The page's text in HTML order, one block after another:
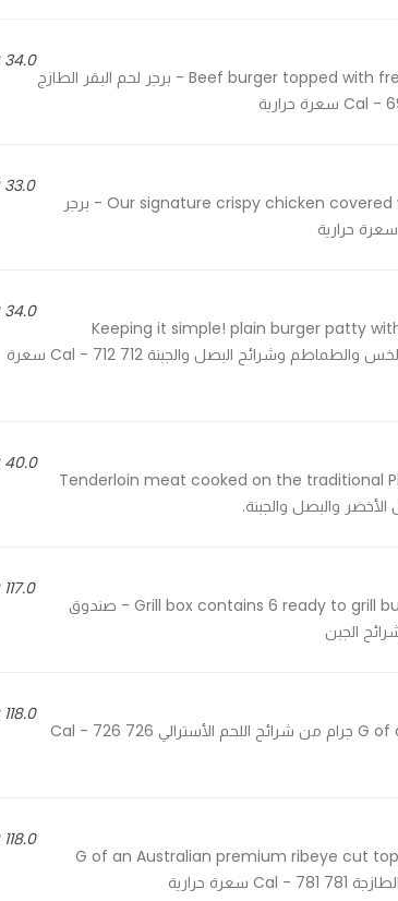
34.0 SAR
Beef burger topped with fresh sauteed mushrooms, pickles, tomato, lettuce, and cheese - برجر لحم البقر الطازج
33.0 SAR
Our signature crispy chicken covered with CUTZ special sauce, pickles, tomato, lettuce, and cheese - برجر
34.0 SAR
Keeping it simple! plain burger patty
cheese - لحمة البرجر بالطريقة الكلاسيكية البسيطة بالملح والفلفل مع الخس والطماطم وشرائح البصل والجبنة 712 Cal - 712 سعرة
40.0 SAR
Tenderloin meat cooked on the traditional
117.0 SAR
Grill box contains 6 ready to grill burger pieces with bread, vegetables, sauces, and cheese slices - صندوق
118.0 SAR
250 G of an Australian premium ribeye cut cooked classically - 250 جرام من شرائح اللحم الأسترالي 726 Cal - 726
118.0 SAR
250 G of an Australian premium ribeye